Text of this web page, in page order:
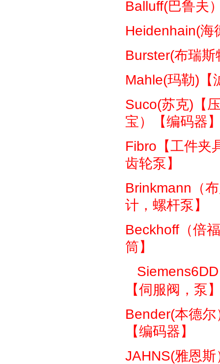
Balluff(巴鲁夫
Heidenhain(海
Burster(布瑞斯
Mahle(玛勒)
Suco(苏克) 【
宝）【编码器
Fibro 【工件
齿轮泵】
Brinkmann （
计，螺杆泵】
Beckhoff （倍
筒】
Siemens6DD
【伺服阀，泵
Bender(本德尔
【编码器】
JAHNS(雅恩斯